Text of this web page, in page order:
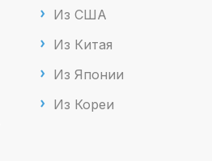
Из США
Из Китая
Из Японии
Из Кореи